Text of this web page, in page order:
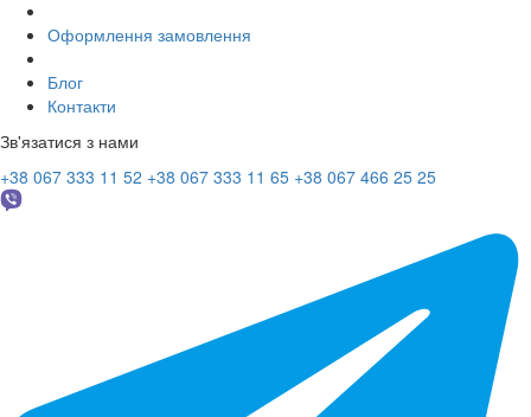
Оформлення замовлення
Блог
Контакти
Зв'язатися з нами
+38 067 333 11 52 +38 067 333 11 65 +38 067 466 25 25